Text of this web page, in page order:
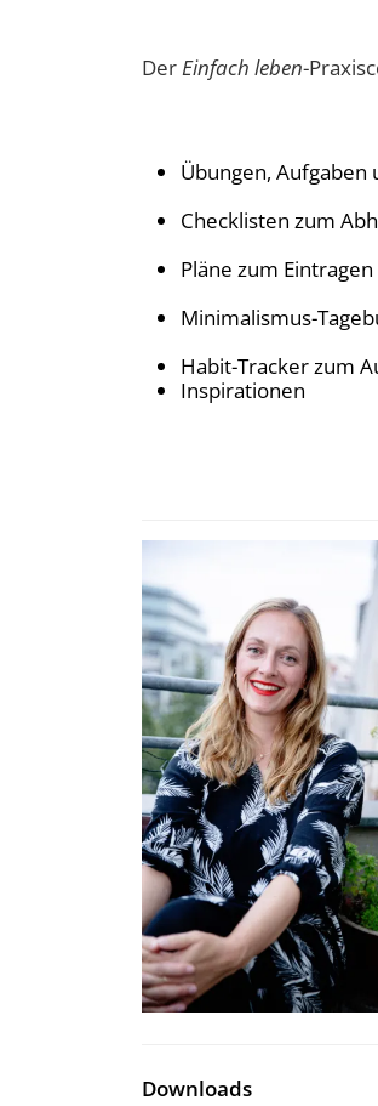
DerEinfach leben-
Übungen, Aufgaben
Checklisten zum
Pläne zum
Minimalismus-
Habit-Tracker zum
Inspirationen
Downloads